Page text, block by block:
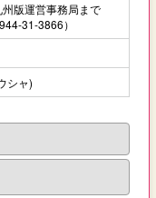
版運営事務局まで
31-3866）
シャ)